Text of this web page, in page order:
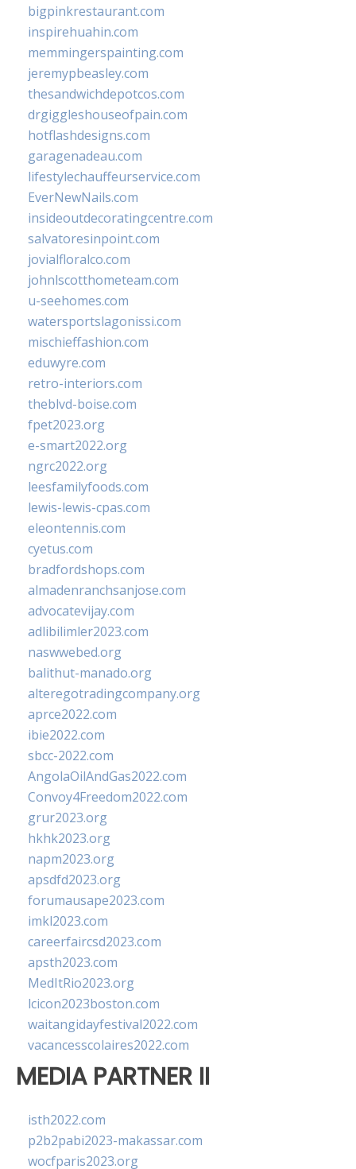
bigpinkrestaurant.com
inspirehuahin.com
memmingerspainting.com
jeremypbeasley.com
thesandwichdepotcos.com
drgiggleshouseofpain.com
hotflashdesigns.com
garagenadeau.com
lifestylechauffeurservice.com
EverNewNails.com
insideoutdecoratingcentre.com
salvatoresinpoint.com
jovialfloralco.com
johnlscotthometeam.com
u-seehomes.com
watersportslagonissi.com
mischieffashion.com
eduwyre.com
retro-interiors.com
theblvd-boise.com
fpet2023.org
e-smart2022.org
ngrc2022.org
leesfamilyfoods.com
lewis-lewis-cpas.com
eleontennis.com
cyetus.com
bradfordshops.com
almadenranchsanjose.com
advocatevijay.com
adlibilimler2023.com
naswwebed.org
balithut-manado.org
alteregotradingcompany.org
aprce2022.com
ibie2022.com
sbcc-2022.com
AngolaOilAndGas2022.com
Convoy4Freedom2022.com
grur2023.org
hkhk2023.org
napm2023.org
apsdfd2023.org
forumausape2023.com
imkl2023.com
careerfaircsd2023.com
apsth2023.com
MedItRio2023.org
lcicon2023boston.com
waitangidayfestival2022.com
vacancesscolaires2022.com
MEDIA PARTNER II
isth2022.com
p2b2pabi2023-makassar.com
wocfparis2023.org